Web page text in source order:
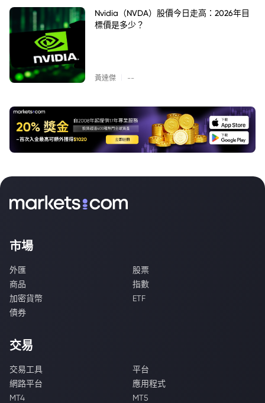
Nvidia（NVDA）股價今日走高：2026年目
標價是多少？
黃達傑 --
市場
外匯
股票
商品
指數
加密貨幣
ETF
債券
交易
交易工具
平台
網路平台
應用程式
MT4
MT5